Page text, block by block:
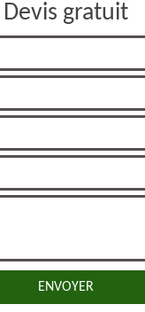
Devis gratuit